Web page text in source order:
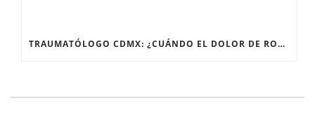
TRAUMATÓLOGO CDMX: ¿CUÁNDO EL DOLOR DE RODILLA NECESITA UN ESPECIALISTA?